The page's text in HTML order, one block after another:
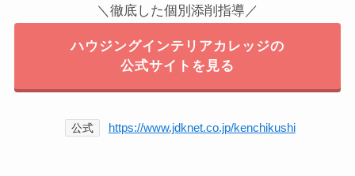
＼徹底した個別添削指導／
ハウジングインテリアカレッジの
公式サイトを見る
公式 https://www.jdknet.co.jp/kenchikushi